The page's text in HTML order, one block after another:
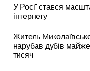
У Росії стався
інтернету
Житель
нарубав дубів
тисяч